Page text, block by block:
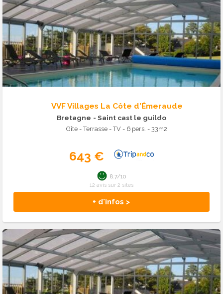
VVF Villages La Côte d'Émeraude
Bretagne - Saint cast le guildo
Gîte - Terrasse - TV - 6 pers. - 33m2
643 €
+ d'infos >
8.7/10
12 avis sur 2 sites